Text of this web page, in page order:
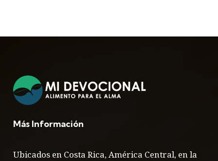
Más Información
Ubicados en Costa Rica, América Central, en la